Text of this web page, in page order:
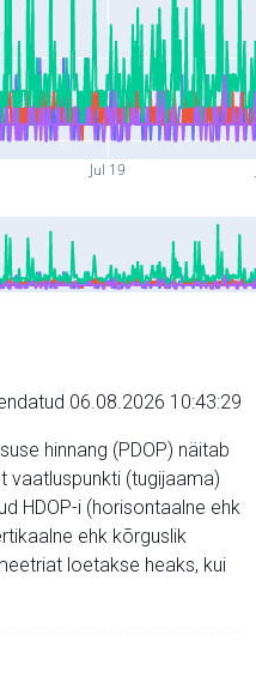
Jul 19
06.08.2026 10:43:29
hinnang (PDOP) näitab
(tugijaama)
HDOP-i (horisontaalne ehk
ehk kõrguslik
loetakse heaks, kui